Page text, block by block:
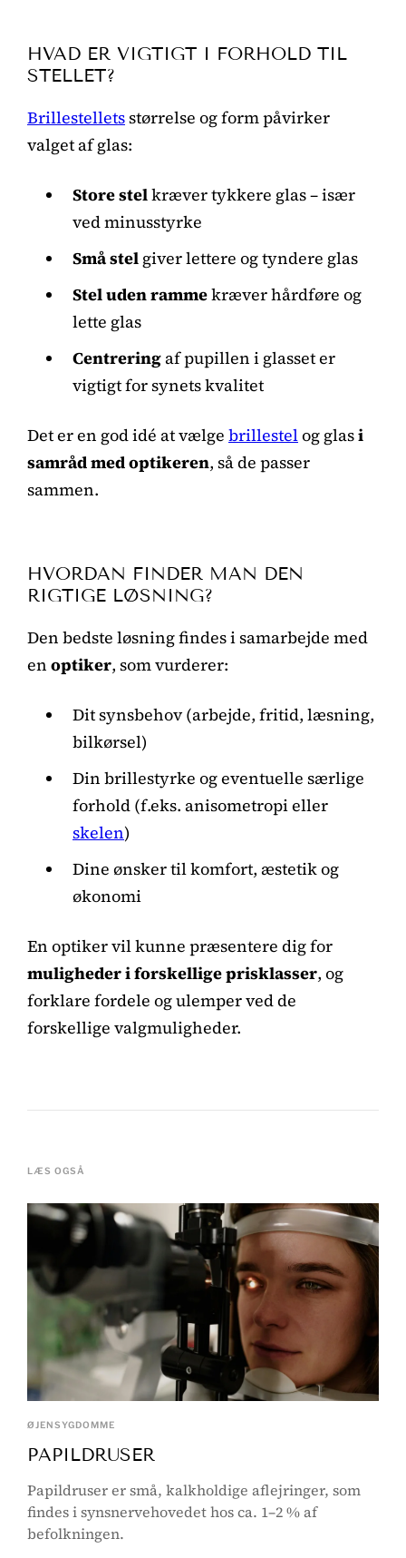
HVAD ER VIGTIGT I FORHOLD TIL
STELLET?
Brillestelletsstørrelse og form påvirker
valget af glas:
Store stelkræver tykkere glas – især
ved minusstyrke
Små stel giver lettere og tyndere glas
Stel uden rammekræver hårdføre og
lette glas
Centreringaf pupillen i glasset er
vigtigt for synets kvalitet
Det er en god idé at vælge brillestelog glasi
samråd med optikeren, så de passer
sammen.
HVORDAN FINDER MAN DEN
RIGTIGE LØSNING?
Den bedste løsning findes i samarbejde med
en optiker, som vurderer:
Dit synsbehov (arbejde, fritid, læsning,
bilkørsel)
Din brillestyrke og eventuelle særlige
forhold (f.eks. anisometropi eller
skelen)
Dine ønsker til komfort, æstetik og
økonomi
En optiker vil kunne præsentere dig for
muligheder i forskellige prisklasser, og
forklare fordele og ulemper ved de
forskellige valgmuligheder.
LÆS OGSÅ
ØJENSYGDOMME
PAPILDRUSER
Papildruser er små, kalkholdige aflejringer, som
findes i synsnervehovedet hos ca. 1–2 % af
befolkningen.